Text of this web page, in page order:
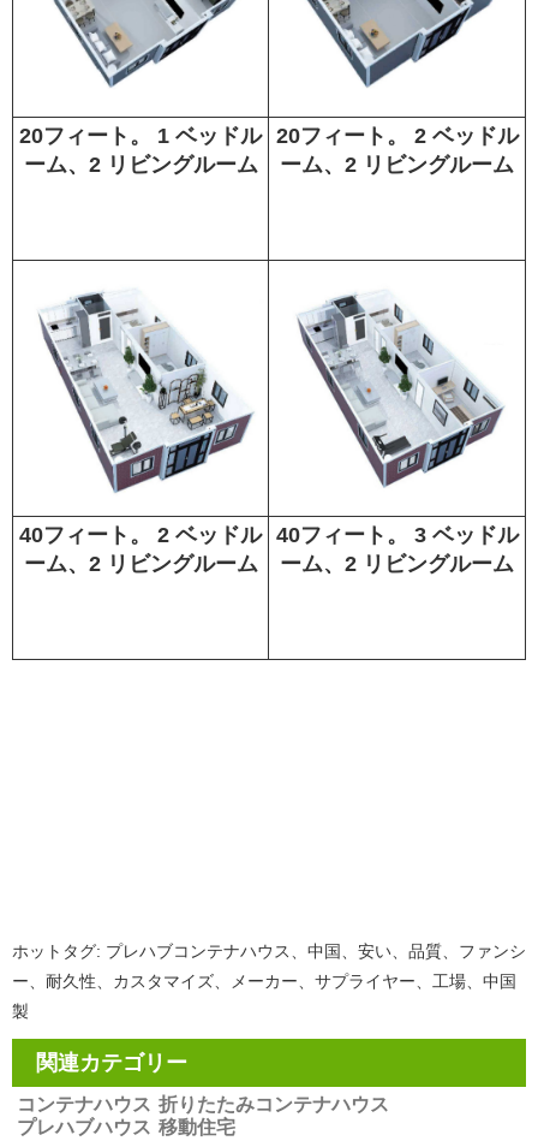
20フィート。 1 ベッドル
ーム、2 リビングルーム
20フィート。 2 ベッドル
ーム、2 リビングルーム
40フィート。 2 ベッドル
ーム、2 リビングルーム
40フィート。 3 ベッドル
ーム、2 リビングルーム
ホットタグ: プレハブコンテナハウス、中国、安い、品質、ファンシ
ー、耐久性、カスタマイズ、メーカー、サプライヤー、工場、中国
製
関連カテゴリー
コンテナハウス 折りたたみコンテナハウス
プレハブハウス 移動住宅